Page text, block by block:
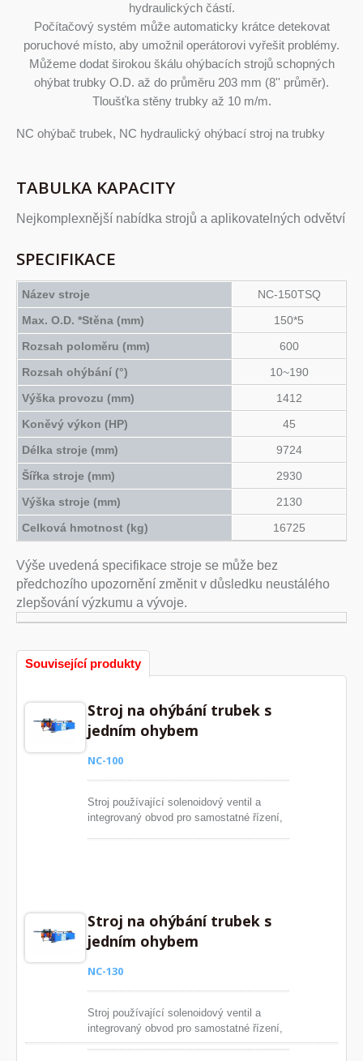
hydraulických částí.
Počítačový systém může automaticky krátce detekovat
poruchové místo, aby umožnil operátorovi vyřešit problémy.
Můžeme dodat širokou škálu ohýbacích strojů schopných
ohýbat trubky O.D. až do průměru 203 mm (8'' průměr).
Tloušťka stěny trubky až 10 m/m.
NC ohýbač trubek, NC hydraulický ohýbací stroj na trubky
TABULKA KAPACITY
Nejkomplexnější nabídka strojů a aplikovatelných odvětví
SPECIFIKACE
Název stroje
NC-150TSQ
Max. O.D. *Stěna (mm)
150*5
Rozsah poloměru (mm)
600
Rozsah ohýbání (°)
10~190
Výška provozu (mm)
1412
Koněvý výkon (HP)
45
Délka stroje (mm)
9724
Šířka stroje (mm)
2930
Výška stroje (mm)
2130
Celková hmotnost (kg)
16725
Výše uvedená specifikace stroje se může bez
předchozího upozornění změnit v důsledku neustálého
zlepšování výzkumu a vývoje.
Související produkty
Stroj na ohýbání trubek s
jedním ohybem
NC-100
Stroj používající solenoidový ventil a
integrovaný obvod pro samostatné řízení,
trubky O.D. až do průměru 203 mm (8''
průměr). Tloušťka stěny trubky až 10
Stroj na ohýbání trubek s
jedním ohybem
NC-130
Stroj používající solenoidový ventil a
integrovaný obvod pro samostatné řízení,
což může prodloužit životnost